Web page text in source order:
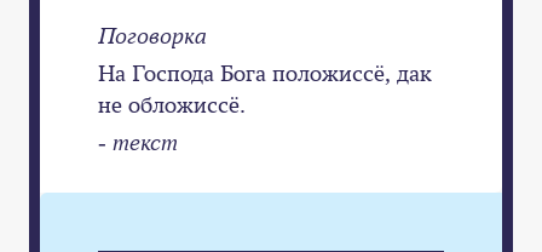
Поговорка
На Господа Бога положиссё, дак
не обложиссё.
- текст